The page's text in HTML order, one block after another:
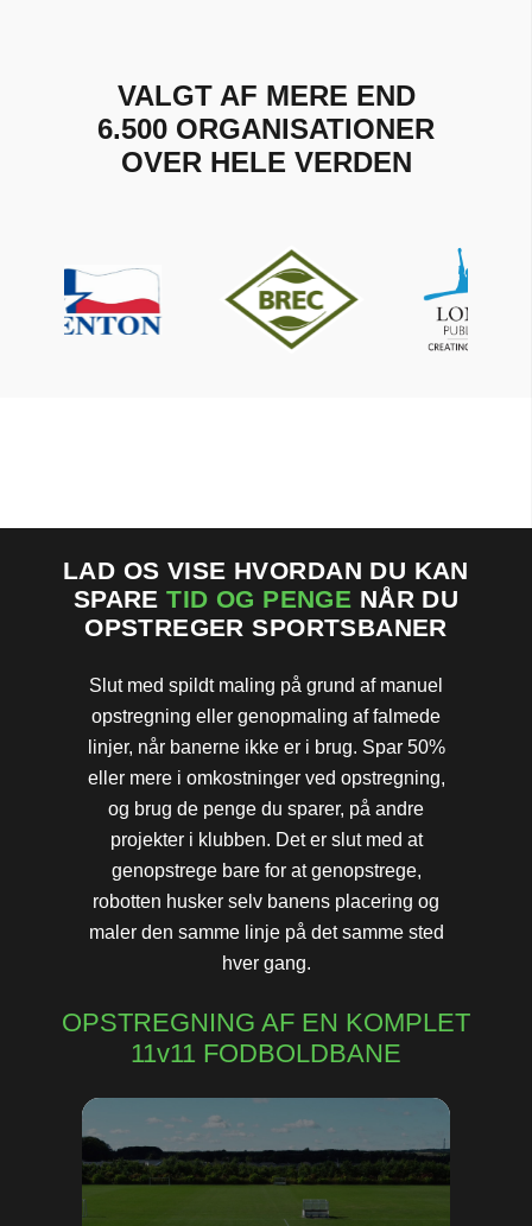
VALGT AF MERE END
6.500 ORGANISATIONER
OVER HELE VERDEN
LAD OS VISE HVORDAN DU KAN
SPARETID OG PENGE NÅR DU
OPSTREGER SPORTSBANER
Slut med spildt maling på grund af manuel
opstregning eller genopmaling af falmede
linjer, når banerne ikke er i brug. Spar 50%
eller mere i omkostninger ved opstregning,
og brug de penge du sparer, på andre
projekter i klubben. Det er slut med at
genopstrege bare for at genopstrege,
robotten husker selv banens placering og
maler den samme linje på det samme sted
hver gang.
OPSTREGNING AF EN KOMPLET
11v11 FODBOLDBANE